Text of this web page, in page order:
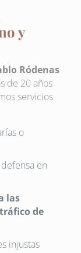
y
Ródenas
de 20 años
servicios
o
en
las
tráfico de
injustas